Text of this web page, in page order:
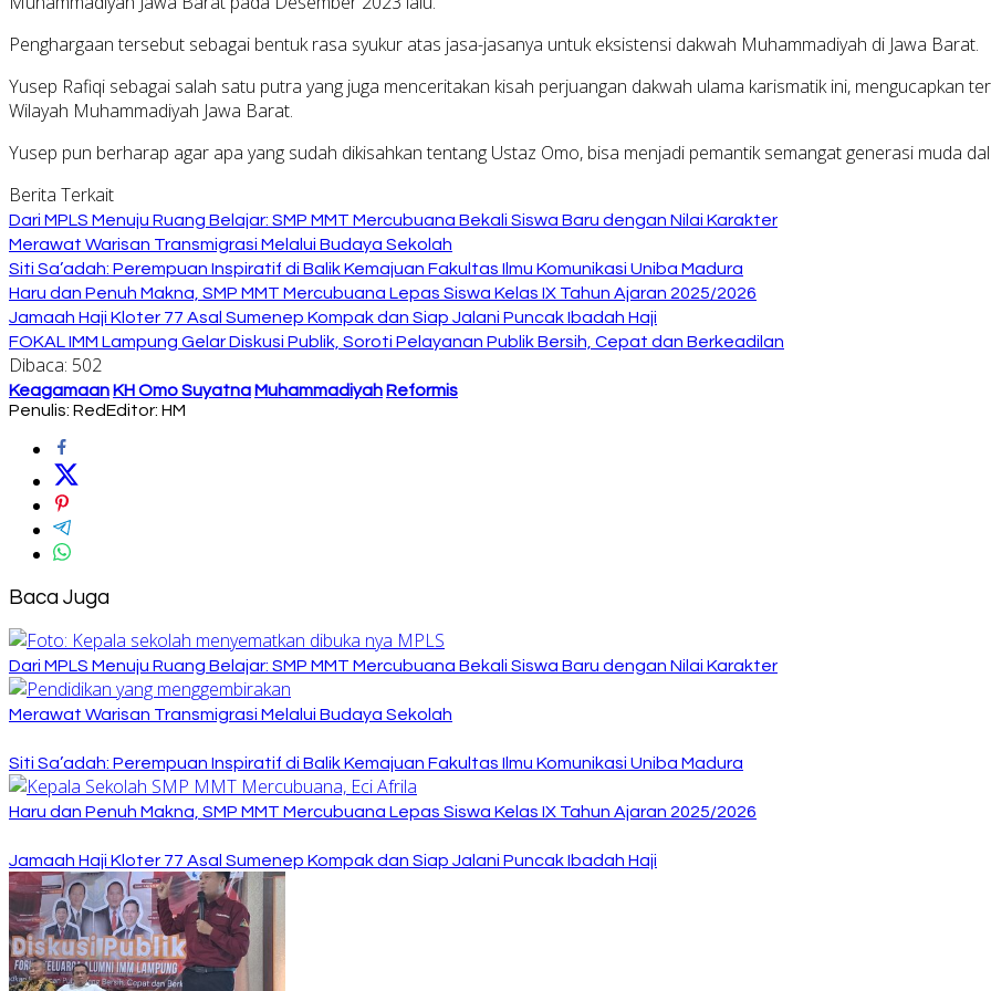
Penghargaan tersebut sebagai bentuk rasa syukur atas jasa-jasanya untuk eksistensi dakwah Muhammadiyah di Jawa Barat.
Yusep Rafiqi sebagai salah satu putra yang juga menceritakan kisah perjuangan dakwah ulama karismatik ini, mengucapkan
Wilayah Muhammadiyah Jawa Barat.
Yusep pun berharap agar apa yang sudah dikisahkan tentang Ustaz Omo, bisa menjadi pemantik semangat generasi muda
Berita Terkait
Dari MPLS Menuju Ruang Belajar: SMP MMT Mercubuana Bekali Siswa Baru dengan Nilai Karakter
Merawat Warisan Transmigrasi Melalui Budaya Sekolah
Siti Sa’adah: Perempuan Inspiratif di Balik Kemajuan Fakultas Ilmu Komunikasi Uniba Madura
Haru dan Penuh Makna, SMP MMT Mercubuana Lepas Siswa Kelas IX Tahun Ajaran 2025/2026
Jamaah Haji Kloter 77 Asal Sumenep Kompak dan Siap Jalani Puncak Ibadah Haji
FOKAL IMM Lampung Gelar Diskusi Publik, Soroti Pelayanan Publik Bersih, Cepat dan Berkeadilan
Dibaca: 502
Keagamaan KH Omo Suyatna Muhammadiyah Reformis
Penulis: RedEditor: HM
Baca Juga
Dari MPLS Menuju Ruang Belajar: SMP MMT Mercubuana Bekali Siswa Baru dengan Nilai Karakter
Merawat Warisan Transmigrasi Melalui Budaya Sekolah
Siti Sa’adah: Perempuan Inspiratif di Balik Kemajuan Fakultas Ilmu Komunikasi Uniba Madura
Haru dan Penuh Makna, SMP MMT Mercubuana Lepas Siswa Kelas IX Tahun Ajaran 2025/2026
Jamaah Haji Kloter 77 Asal Sumenep Kompak dan Siap Jalani Puncak Ibadah Haji